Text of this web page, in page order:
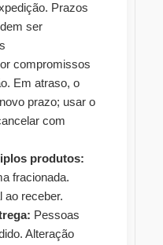
Prazos
ser
compromissos
Em atraso, o
prazo; usar o
com
produtos:
fracionada.
ao receber.
Pessoas
Alteração